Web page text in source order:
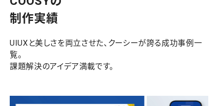
制作実績
UIUXと美しさを両立させた、クーシーが誇る成功事例一
覧。
課題解決のアイデア満載です。